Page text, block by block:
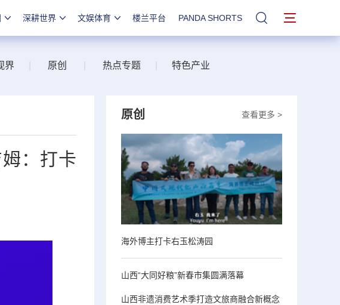
深耕世界 文娱体育 楼兰平台 PANDA SHORTS 站内搜索
界 原创 热点专题 特色产业
：打卡
查看更多 >
原创
海外博主打卡右玉松涛园
山西“大同好粮”新春市集圆满落幕
山西非遗消费艺术季打造文旅商融合新概念